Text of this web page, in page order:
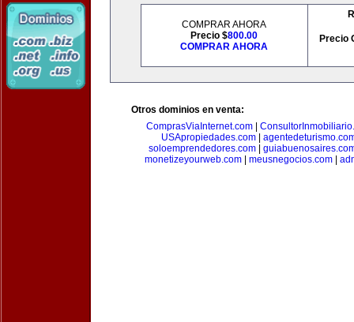
COMPRAR AHORA
Precio $800.00
COMPRAR AHORA
Precio
Otros dominios en venta:
ComprasViaInternet.com
USApropiedades.com|
soloemprendedores.com|
monetizeyourweb.com| meusnegocios.com|